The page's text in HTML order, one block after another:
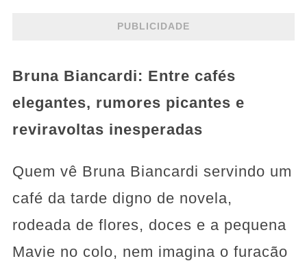
PUBLICIDADE
Bruna Biancardi: Entre cafés
elegantes, rumores picantes e
reviravoltas inesperadas
Quem vê Bruna Biancardi servindo um
café da tarde digno de novela,
rodeada de flores, doces e a pequena
Mavie no colo, nem imagina o furacão